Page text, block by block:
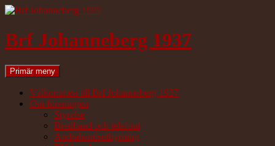
Hoppa
innehåll
Brf Johanneberg 1937
Sök
Primär meny
Välkommen till Brf Johanneberg 1937
Om föreningen
Styrelse
Bredband och telefoni
Andrahandsuthyrning